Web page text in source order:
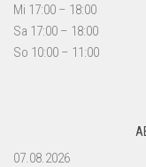
Mi 17:00 – 18:00
Sa 17:00 – 18:00
So 10:00 – 11:00
07.08.2026